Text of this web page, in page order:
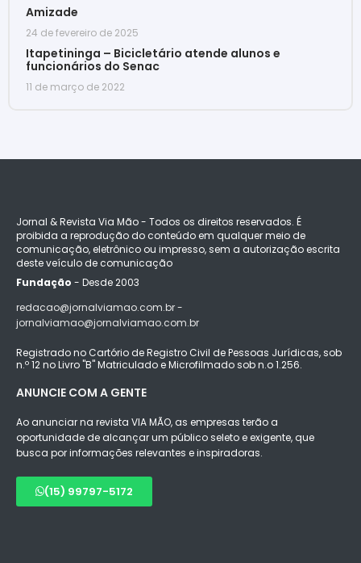
Amizade
24 de fevereiro de 2025
Itapetininga – Bicicletário atende alunos e
funcionários do Senac
11 de março de 2022
Jornal & Revista Via Mão - Todos os direitos reservados. É
proibida a reprodução do conteúdo em qualquer meio de
comunicação, eletrônico ou impresso, sem a autorização escrita
deste veículo de comunicação
Fundação - Desde 2003
redacao@jornalviamao.com.br -
jornalviamao@jornalviamao.com.br
Registrado no Cartório de Registro Civil de Pessoas Jurídicas, sob
n.º 12 no Livro "B" Matriculado e Microfilmado sob n.o 1.256.
ANUNCIE COM A GENTE
Ao anunciar na revista VIA MÃO, as empresas terão a
oportunidade de alcançar um público seleto e exigente, que
busca por informações relevantes e inspiradoras.
(15) 99797-5172